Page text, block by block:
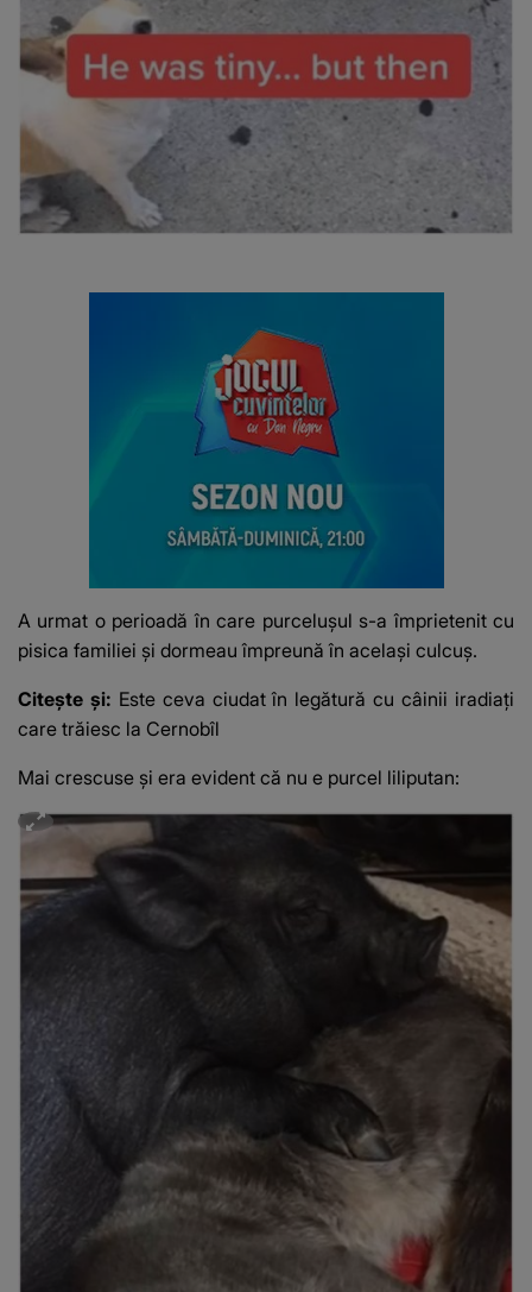
A urmat o perioadă în care purcelușul s-a împrietenit cu
pisica familiei și dormeau împreună în același culcuș.
Citește și: Este ceva ciudat în legătură cu câinii iradiați
care trăiesc la Cernobîl
Mai crescuse și era evident că nu e purcel liliputan: